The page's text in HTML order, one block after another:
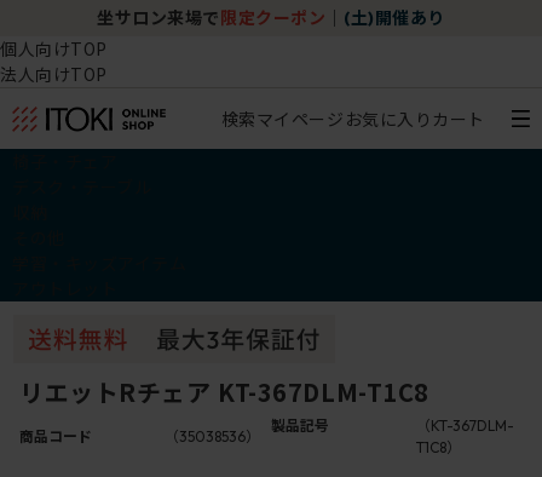
坐サロン来場で 限定クーポン (土)開催あり
個人向けTOP
法人向けTOP
検索マイページ お気に入り カート
リエットRチェア KT-367DLM-T1C8
商品コード （35038536）
製品記号
（KT-367DLM-
T1C8）